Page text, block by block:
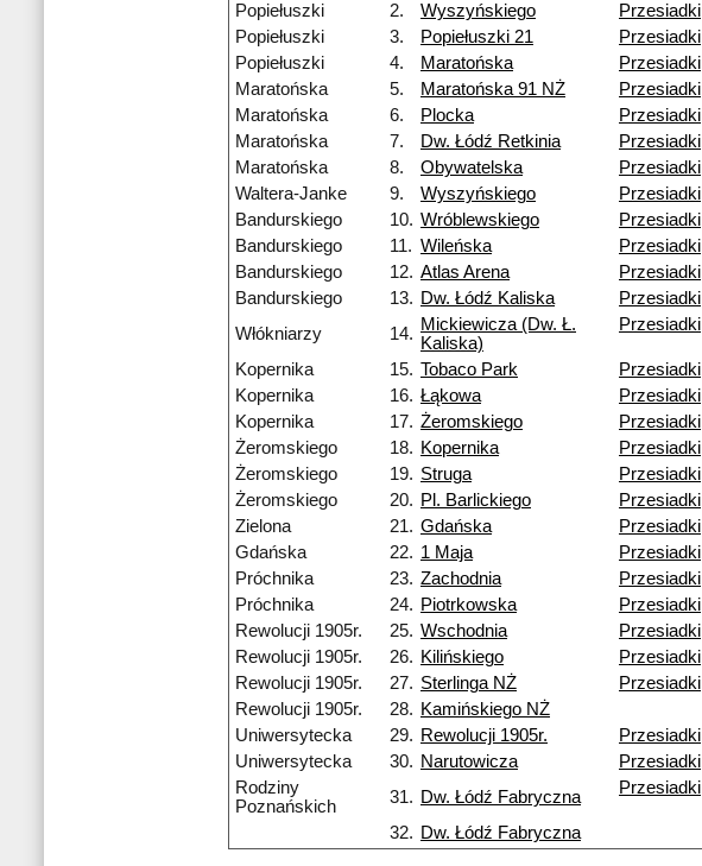
Popiełuszki
2. Wyszyńskiego
Przesiadki
Popiełuszki
3. Popiełuszki 21
Przesiadki
Popiełuszki
4. Maratońska
Przesiadki
Maratońska
5. Maratońska 91 NŻ
Przesiadki
Maratońska
6. Plocka
Przesiadki
Maratońska
7. Dw. Łódź Retkinia
Przesiadki
Maratońska
8. Obywatelska
Przesiadki
Waltera-Janke
9. Wyszyńskiego
Przesiadki
Bandurskiego
10. Wróblewskiego
Przesiadki
Bandurskiego
11. Wileńska
Przesiadki
Bandurskiego
12. Atlas Arena
Przesiadki
Bandurskiego
13. Dw. Łódź Kaliska
Przesiadki
Włókniarzy
14. Mickiewicza (Dw. Ł.
Kaliska)
Przesiadki
Kopernika 15. Tobaco Park
Przesiadki
Kopernika
16. Łąkowa
Przesiadki
Kopernika
17. Żeromskiego
Przesiadki
Żeromskiego
18. Kopernika
Przesiadki
Żeromskiego
19. Struga
Przesiadki
Żeromskiego
20. Pl. Barlickiego
Przesiadki
Zielona
21. Gdańska
Przesiadki
Gdańska
22. 1 Maja
Przesiadki
Próchnika
23. Zachodnia
Przesiadki
Próchnika
24. Piotrkowska
Przesiadki
Rewolucji 1905r.
25. Wschodnia
Przesiadki
Rewolucji 1905r.
26. Kilińskiego
Przesiadki
Rewolucji 1905r.
27. Sterlinga NŻ
Przesiadki
Rewolucji 1905r.
28. Kamińskiego NŻ
Uniwersytecka
29. Rewolucji 1905r.
Przesiadki
Uniwersytecka
30. Narutowicza
Przesiadki
Rodziny
Poznańskich
31. Dw. Łódź Fabryczna Przesiadki
32. Dw. Łódź Fabryczna